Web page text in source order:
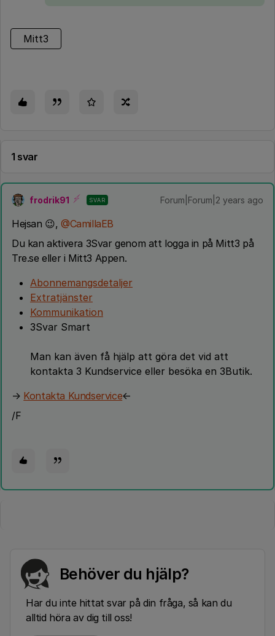
Mitt3
1 svar
frodrik91 SVAR Forum|Forum|2 years ago
Hejsan 😉, @CamillaEB
Du kan aktivera 3Svar genom att logga in på Mitt3 på
Tre.se eller i Mitt3 Appen.
Abonnemangsdetaljer
Extratjänster
Kommunikation
3Svar Smart
Man kan även få hjälp att göra det vid att
kontakta 3 Kundservice eller besöka en 3Butik.
→ Kontakta Kundservice←
/F
Behöver du hjälp?
Har du inte hittat svar på din fråga, så kan du
alltid höra av dig till oss!